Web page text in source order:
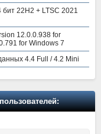
22H2 + LTSC 2021
12.0.0.938 for
for Windows 7
4.4 Full / 4.2 Mini